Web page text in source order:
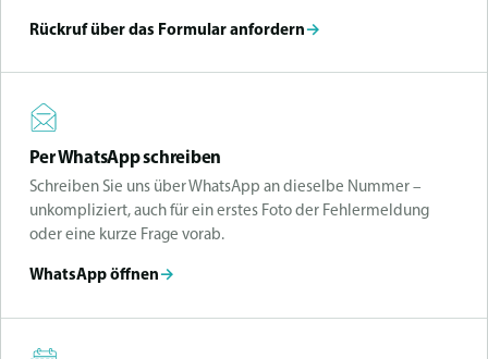
Rückruf über das Formular anfordern→
Per WhatsApp schreiben
Schreiben Sie uns über WhatsApp an dieselbe Nummer –
unkompliziert, auch für ein erstes Foto der Fehlermeldung
oder eine kurze Frage vorab.
WhatsApp öffnen→